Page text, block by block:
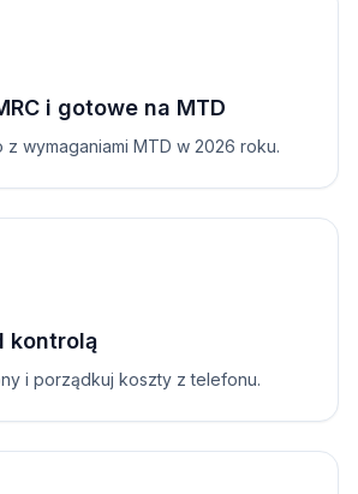
i gotowe na MTD
wymaganiami MTD w 2026 roku.
kontrolą
i porządkuj koszty z telefonu.